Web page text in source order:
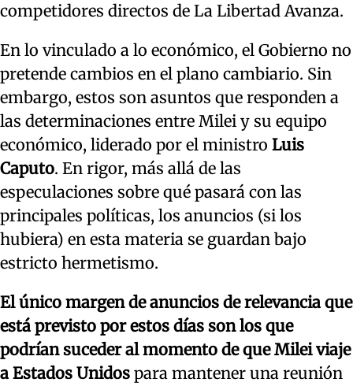
competidores directos de La Libertad Avanza.
En lo vinculado a lo económico, el Gobierno no
pretende cambios en el plano cambiario. Sin
embargo, estos son asuntos que responden a
las determinaciones entre Milei y su equipo
económico, liderado por el ministro Luis
Caputo. En rigor, más allá de las
especulaciones sobre qué pasará con las
principales políticas, los anuncios (si los
hubiera) en esta materia se guardan bajo
estricto hermetismo.
El único margen de anuncios de relevancia que
está previsto por estos días son los que
podrían suceder al momento de que Milei viaje
a Estados Unidos para mantener una reunión